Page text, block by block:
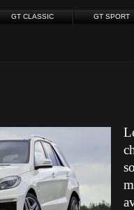
GT CLASSIC GT SPORT